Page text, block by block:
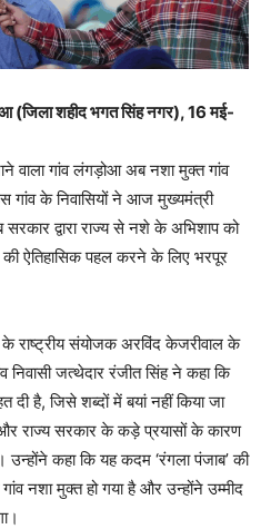
(जिला शहीद भगत सिंह नगर), 16 मई-
गांव लंगड़ोआ अब नशा मुक्त गांव
गांव के निवासियों ने आज मुख्यमंत्री
द्वारा राज्य से नशे के अभिशाप को
की ऐतिहासिक पहल करने के लिए भरपूर
राष्ट्रीय संयोजक अरविंद केजरीवाल के
निवासी जत्थेदार रंजीत सिंह ने कहा कि
दी है, जिसे शब्दों में बयां नहीं किया जा
राज्य सरकार के कड़े प्रयासों के कारण
उन्होंने कहा कि यह कदम ‘रंगला पंजाब’ की
नशा मुक्त हो गया है और उन्होंने उम्मीद